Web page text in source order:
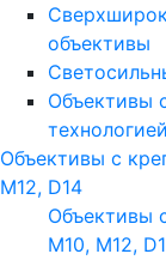
объективы
Объективы
Объективы с
M12, D14
Объективы
M10, M12,